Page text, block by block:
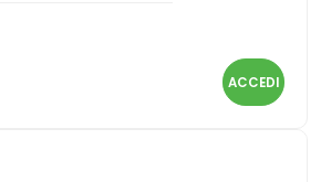
ACCEDI